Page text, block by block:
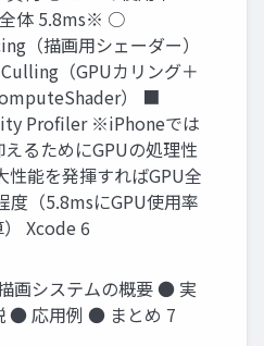
体 5.8ms※ ○
（描画用シェーダー）
（GPUカリング＋
） ■
Profiler ※iPhoneでは
るためにGPUの処理性
性能を発揮すればGPU全
度（5.8msにGPU使用率
Xcode 6
画システムの概要 ● 実
● 応用例 ● まとめ 7